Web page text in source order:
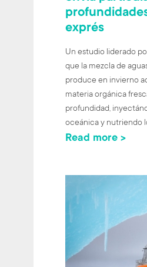
exprés
Un estudio liderado
que la mezcla de
produce en invierno
materia orgánica
profundidad,
oceánica y nutriendo
Read more >